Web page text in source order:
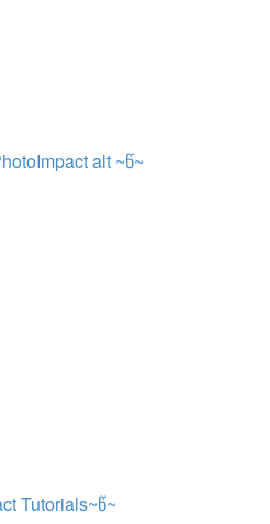
alt ~წ~
Tutorials~წ~